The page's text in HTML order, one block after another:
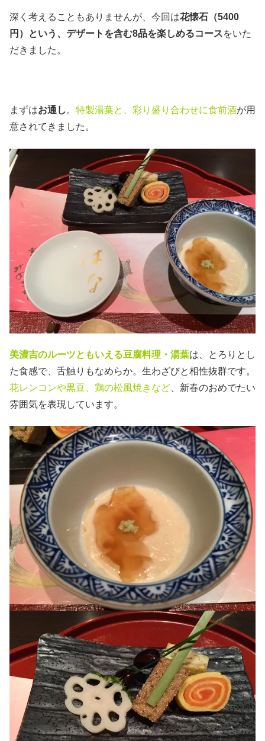
深く考えることもありませんが、今回は花懐石（5400
円）という、デザートを含む8品を楽しめるコースをいた
だきました。
まずはお通し 。 特製湯葉と、彩り盛り合わせに食前酒が用
意されてきました。
美濃吉のルーツともいえる豆腐料理・湯葉は、とろりとし
た食感で、舌触りもなめらか。生わざびと相性抜群です。
花レンコンや黒豆、鶏の松風焼きなど 、新春のおめでたい
雰囲気を表現しています。